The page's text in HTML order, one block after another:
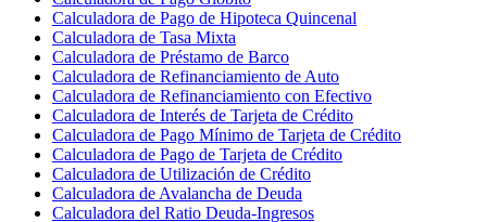
Calculadora de Pago de Hipoteca Quincenal
Calculadora de Tasa Mixta
Calculadora de Préstamo de Barco
Calculadora de Refinanciamiento de Auto
Calculadora de Refinanciamiento con Efectivo
Calculadora de Interés de Tarjeta de Crédito
Calculadora de Pago Mínimo de Tarjeta de Crédito
Calculadora de Pago de Tarjeta de Crédito
Calculadora de Utilización de Crédito
Calculadora de Avalancha de Deuda
Calculadora del Ratio Deuda-Ingresos